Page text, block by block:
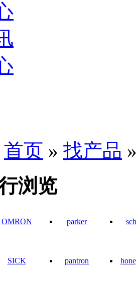
首页 » 找产品
浏览
OMRON parker
SICK pantron